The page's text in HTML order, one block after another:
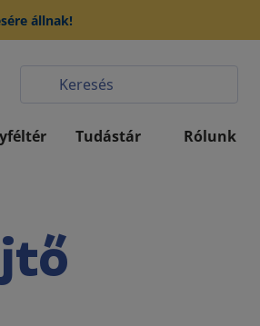
állnak!
Tudástár Rólunk